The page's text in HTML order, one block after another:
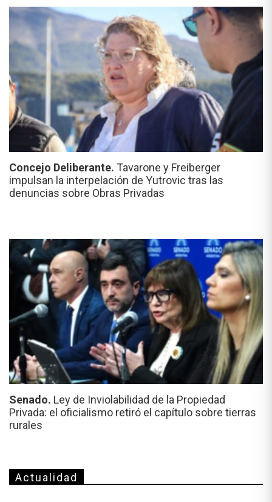
Concejo Deliberante. Tavarone y Freiberger
impulsan la interpelación de Yutrovic tras las
denuncias sobre Obras Privadas
Senado. Ley de Inviolabilidad de la Propiedad
Privada: el oficialismo retiró el capítulo sobre tierras
rurales
Actualidad